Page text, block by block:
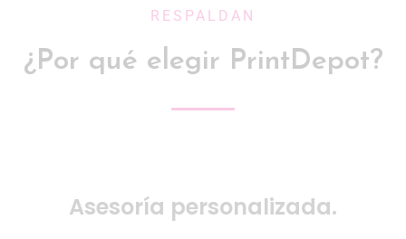
RESPALDAN
¿Por qué elegir PrintDepot?
Asesoría personalizada.